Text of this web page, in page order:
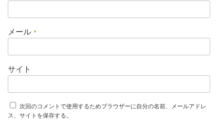
メール *
サイト
次回のコメントで使用するためブラウザーに自分の名前、メールアドレ
ス、サイトを保存する。